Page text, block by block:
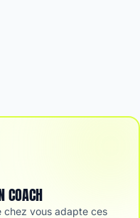
COACH
chez vous adapte ces